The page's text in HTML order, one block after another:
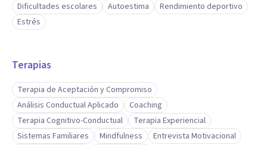
Dificultades escolares
Autoestima
Rendimiento deportivo
Estrés
Terapias
Terapia de Aceptación y Compromiso
Análisis Conductual Aplicado
Coaching
Terapia Cognitivo-Conductual
Terapia Experiencial
Sistemas Familiares
Mindfulness
Entrevista Motivacional